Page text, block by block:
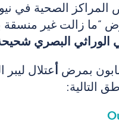
المراكز الصحية في
“ما زالت غير منسقة
الوراثي البصري
بمرض
عتلال
التالية: